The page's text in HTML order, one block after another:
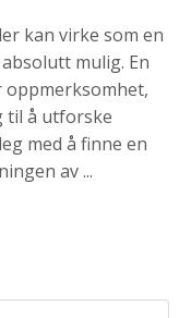
kan virke som en
mulig. En
til å utforske
med å finne en
av ...